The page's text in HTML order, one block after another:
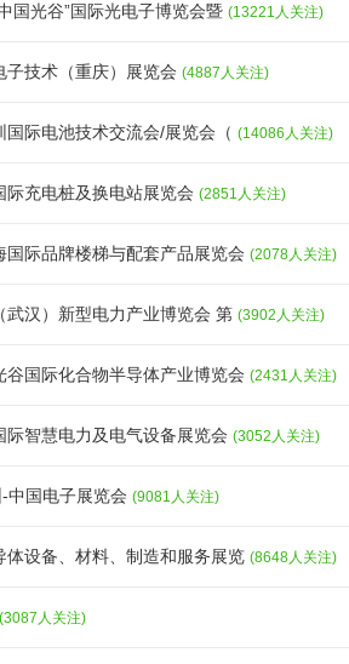
国光谷”国际光电子博览会暨 (13221人关注)
子技术（重庆）展览会 (4887人关注)
国际电池技术交流会/展览会（ (14086人关注)
际充电桩及换电站展览会 (2851人关注)
国际品牌楼梯与配套产品展览会 (2078人关注)
武汉）新型电力产业博览会 第 (3902人关注)
谷国际化合物半导体产业博览会 (2431人关注)
际智慧电力及电气设备展览会 (3052人关注)
中国电子展览会 (9081人关注)
体设备、材料、制造和服务展览 (8648人关注)
(3087人关注)